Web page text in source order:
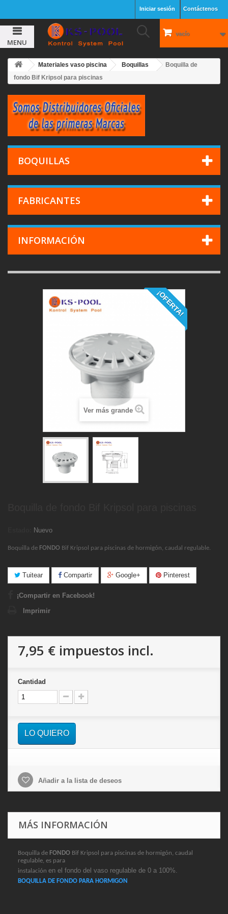
Contáctenos
Iniciar sesión
vacío
MENU
Materiales vaso piscina Boquillas
Boquilla de
fondo Bif Kripsol para piscinas
BOQUILLAS
FABRICANTES
INFORMACIÓN
¡OFERTA!
Ver más grande
Nuevo
Boquilla de FONDO Bif Kripsol para piscinas de hormigón, caudal regulable.
Tuitear Compartir Google+ Pinterest
¡Compartir en Facebook!
Imprimir
7,95 € impuestos incl.
Cantidad
LO QUIERO
Añadir a la lista de deseos
MÁS INFORMACIÓN
Boquilla de FONDO Bif Kripsol para piscinas de hormigón, caudal
regulable, es para
instalación en el fondo del vaso regulable de 0 a 100%.
BOQUILLA DE FONDO PARA HORMIGON